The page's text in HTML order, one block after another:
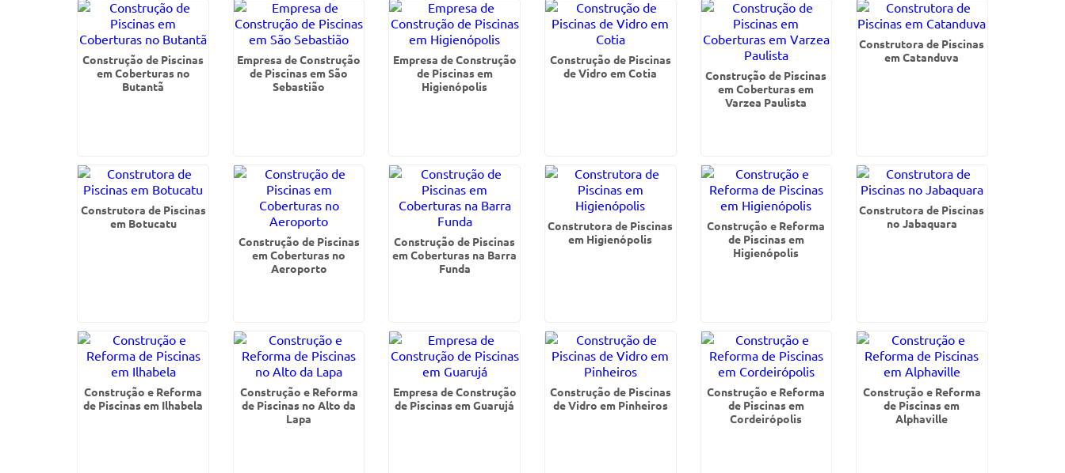
Construção de Piscinas
em Coberturas no
Butantã
Empresa de Construção
de Piscinas em São
Sebastião
Empresa de Construção
de Piscinas em
Higienópolis
Construção de Piscinas
de Vidro em Cotia
Construção de Piscinas
em Coberturas em
Varzea Paulista
Construtora de Piscinas
em Catanduva
Construtora de Piscinas
em Botucatu
Construção de Piscinas
em Coberturas no
Aeroporto
Construção de Piscinas
em Coberturas na Barra
Funda
Construtora de Piscinas
em Higienópolis
Construção e Reforma
de Piscinas em
Higienópolis
Construtora de Piscinas
no Jabaquara
Construção e Reforma
de Piscinas em Ilhabela
Construção e Reforma
de Piscinas no Alto da
Lapa
Empresa de Construção
de Piscinas em Guarujá
Construção de Piscinas
de Vidro em Pinheiros
Construção e Reforma
de Piscinas em
Cordeirópolis
Construção e Reforma
de Piscinas em
Alphaville